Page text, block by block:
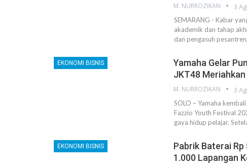
M. NURROZIKAN 3
SEMARANG - Kabar
akademik dan tahap
dan pengasuh
EKONOMI BISNIS
Yamaha Gelar
JKT48
M. NURROZIKAN 3
SOLO – Yamaha
Fazzio Youth Festival
gaya hidup pelajar.
EKONOMI BISNIS
Pabrik Baterai Rp
1.000 Lapangan